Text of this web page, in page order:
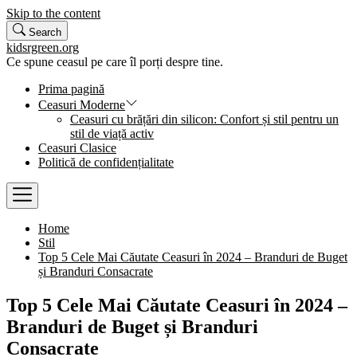
Skip to the content
Search
kidsrgreen.org
Ce spune ceasul pe care îl porți despre tine.
Prima pagină
Ceasuri Moderne
Ceasuri cu brățări din silicon: Confort și stil pentru un
stil de viață activ
Ceasuri Clasice
Politică de confidențialitate
Home
Stil
Top 5 Cele Mai Căutate Ceasuri în 2024 – Branduri de Buget
și Branduri Consacrate
Top 5 Cele Mai Căutate Ceasuri în 2024 –
Branduri de Buget și Branduri
Consacrate